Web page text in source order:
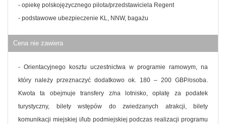
- opiekę polskojęzycznego pilota/przedstawiciela Regent
- podstawowe ubezpieczenie KL, NNW, bagażu
Cena nie zawiera
- Orientacyjnego kosztu uczestnictwa w programie ramowym, na
który należy przeznaczyć dodatkowo ok. 180 – 200 GBP/osoba.
Kwota ta obejmuje transfery z/na lotnisko, opłatę za podatek
turystyczny, bilety wstępów do zwiedzanych atrakcji, bilety
komunikacji miejskiej i/lub podmiejskiej podczas realizacji programu